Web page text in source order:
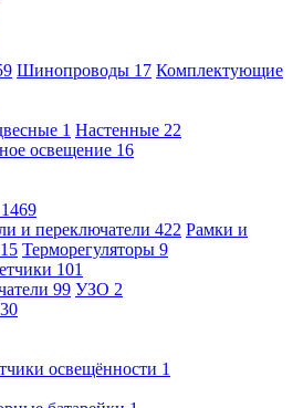
Шинопроводы 17 Комплектующие
1 Настенные 22
освещение 16
1469
и переключатели 422 Рамки и
15 Терморегуляторы 9
101
99 УЗО 2
30
освещённости 1